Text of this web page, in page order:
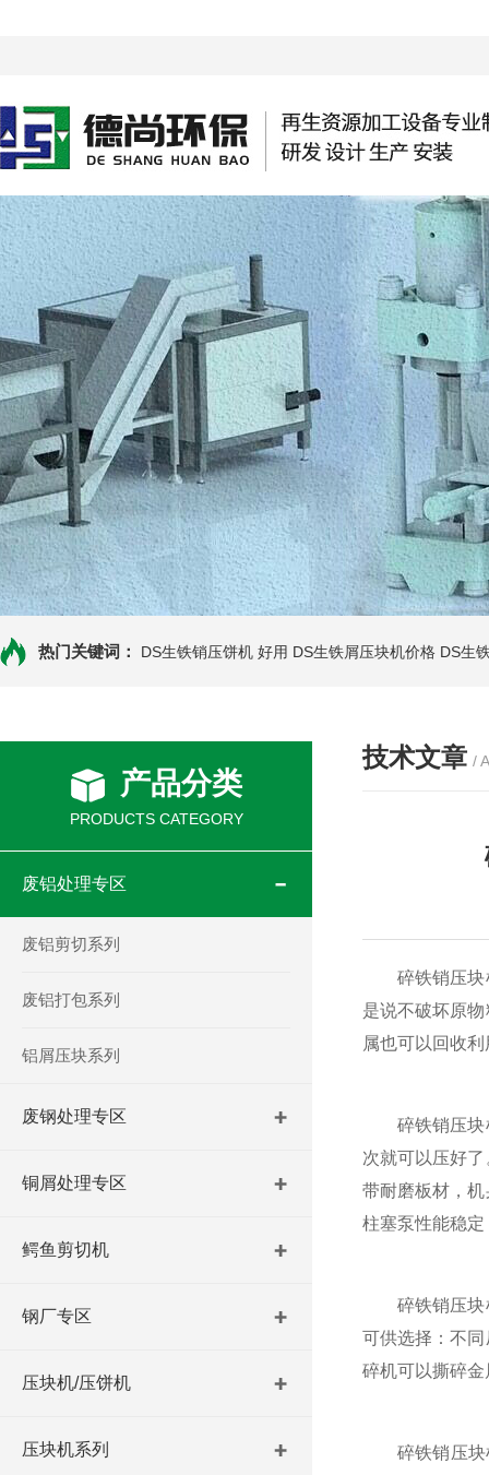
热门关键词： DS生铁销压饼机 好用 DS生铁屑压块机价格 DS生
产品分类
PRODUCTS CATEGORY
废铝处理专区
废铝剪切系列
废铝打包系列
铝屑压块系列
废钢处理专区
铜屑处理专区
鳄鱼剪切机
钢厂专区
压块机/压饼机
压块机系列
技术文章 /
碎铁销压块
是说不破坏原
属也可以回收
碎铁销压块机
次就可以压好
带耐磨板材，
柱塞泵性能稳
碎铁销压块机
可供选择：不
碎机可以撕碎
碎铁销压块机